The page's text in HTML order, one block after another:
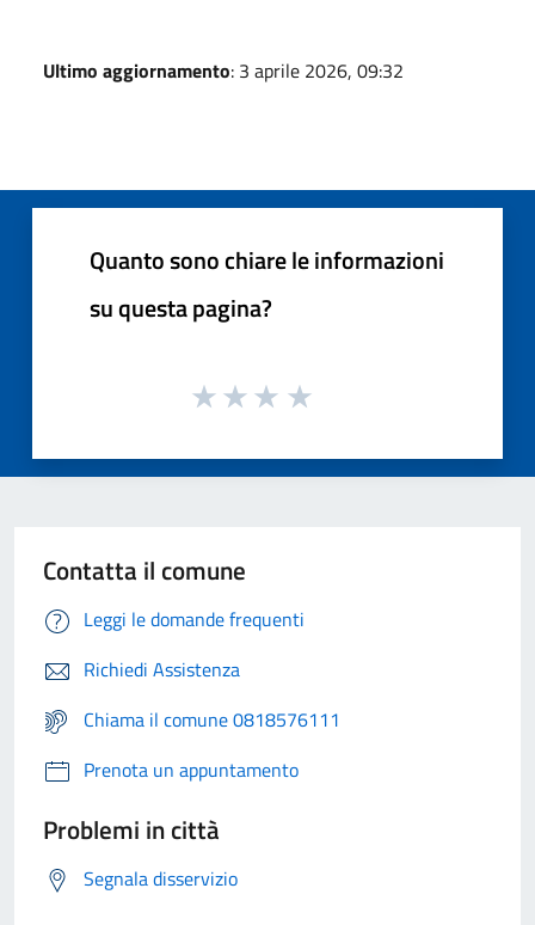
Ultimo aggiornamento: 3 aprile 2026, 09:32
Quanto sono chiare le informazioni
su questa pagina?
Contatta il comune
Leggi le domande frequenti
Richiedi Assistenza
Chiama il comune 0818576111
Prenota un appuntamento
Problemi in città
Segnala disservizio